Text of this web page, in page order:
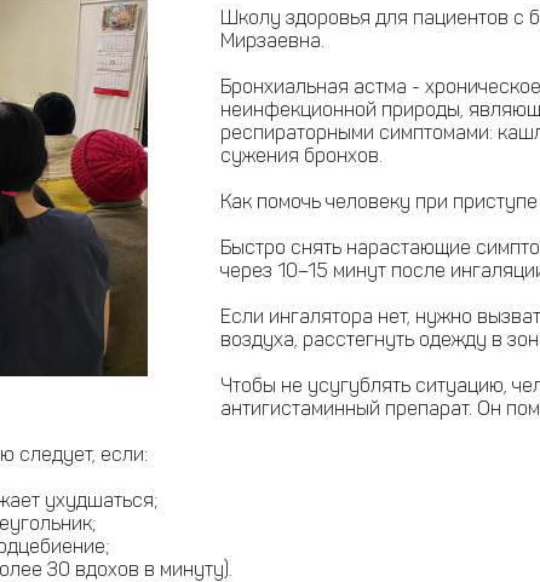
Школу здоровья для пациентов с
Мирзаевна.
Бронхиальная астма -
неинфекционной природы,
респираторными симптомами:
сужения бронхов.
Как помочь человеку при
Быстро снять нарастающие
через 10–15 минут после
Если ингалятора нет, нужно
воздуха, расстегнуть одежду в
Чтобы не усугублять ситуацию,
антигистаминный препарат. Он
следует, если:
ухудшаться;
30 вдохов в минуту).